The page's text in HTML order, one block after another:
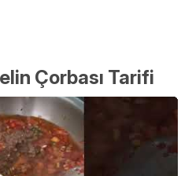
Çorbası Tarifi